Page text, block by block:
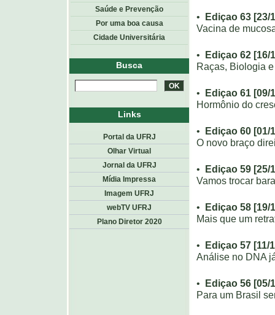
• Ediçao 63 [23/
Vacina de
• Ediçao 62 [16/
Raças, Biologia
• Ediçao 61 [09/
Hormônio do
• Ediçao 60 [01/
O novo braço
• Ediçao 59 [25/
Vamos trocar
• Ediçao 58 [19/
Mais que um
• Ediçao 57 [11/
Análise no DNA
• Ediçao 56 [05/
Para um Brasil
Saúde e Prevenção
Por uma boa causa
Cidade Universitária
Busca
Links
Portal da UFRJ
Olhar Virtual
Jornal da UFRJ
Mídia Impressa
Imagem UFRJ
webTV UFRJ
Plano Diretor 2020